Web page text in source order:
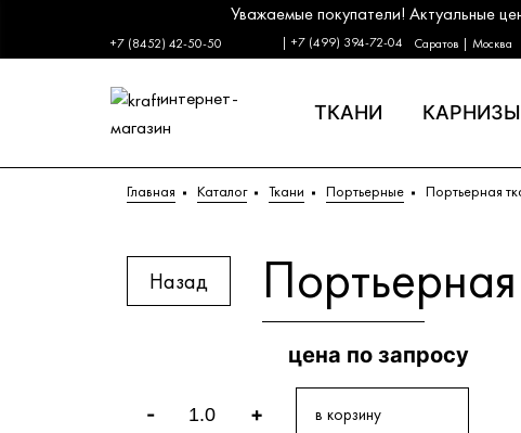
Уважаемые покупатели! Актуальные
+7 (8452) 42-50-50 | +7 (499) 394-72-04 Саратов | Москва
интернет-
магазин
ТКАНИ КАРНИЗЫ
Главная Каталог Ткани Портьерные Портьерная
Назад
цена по запросу
- + в корзину